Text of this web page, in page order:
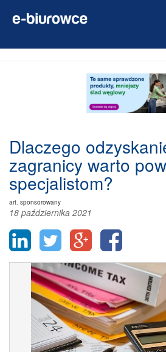
Dlaczego
zagranicy warto
specjalistom?
art. sponsorowany
18 października 2021